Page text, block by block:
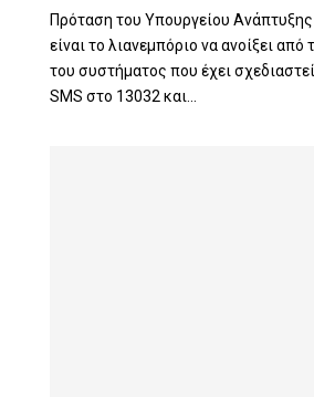
Πρόταση του Υπουργείου
είναι το λιανεμπόριο να ανοίξει από
του συστήματος που έχει
SMS στο 13032 και...